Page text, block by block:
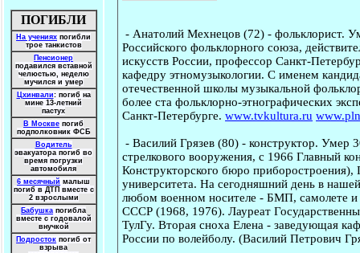
ПОГИБЛИ
На учениях погибли
трое танкистов
Пенсионер
подавился вставной
челюстью, неделю
мучился и умер
Цхинвали: погиб на
мине 13-летний
пастух
В Москве погиб
подполковник ФСБ
Водитель
эвакуатора погиб во
время погрузки
автомобиля
6 месячный малыш
погиб в ДТП вместе с
2 взрослыми
Бабушка погибла
вместе с годовалой
внучкой
Подросток погиб от
взрыва
- Анатолий Мехнецов (72) - фольклорист.
Российского фольклорного союза,
искусств России, профессор Санкт-
кафедру этномузыкологии. С именем
отечественной школы музыкальной
более ста фольклорно-этнографических
Санкт-Петербурге.www.tvkultura.ru
-Василий Грязев (80) - конструктор. Умер
стрелкового вооружения, с 1966 Главный
Конструкторского бюро приборостроения),
университета. На сегодняшний день в
любом военном носителе - БМП, самолете и
СССР (1968, 1976). Лауреат
ТулГу. Вторая сноха Елена - заведующая
России по волейболу. (Василий Петрович